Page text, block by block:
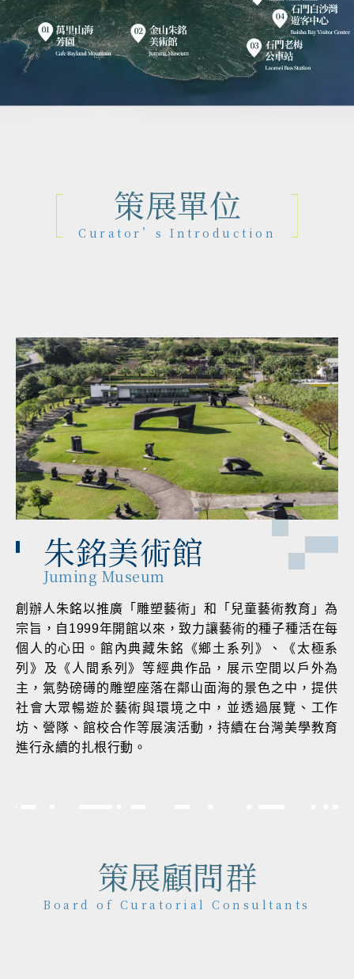
策展單位
Curator’s Introduction
朱銘美術館
Juming Museum
創辦人朱銘以推廣「雕塑藝術」和「兒童藝術教育」為
宗旨，自1999年開館以來，致力讓藝術的種子種活在每
個人的心田。館內典藏朱銘《鄉土系列》、《太極系
列》及《人間系列》等經典作品，展示空間以戶外為
主，氣勢磅礡的雕塑座落在鄰山面海的景色之中，提供
社會大眾暢遊於藝術與環境之中，並透過展覽、工作
坊、營隊、館校合作等展演活動，持續在台灣美學教育
進行永續的扎根行動。
策展顧問群
Board of Curatorial Consultants